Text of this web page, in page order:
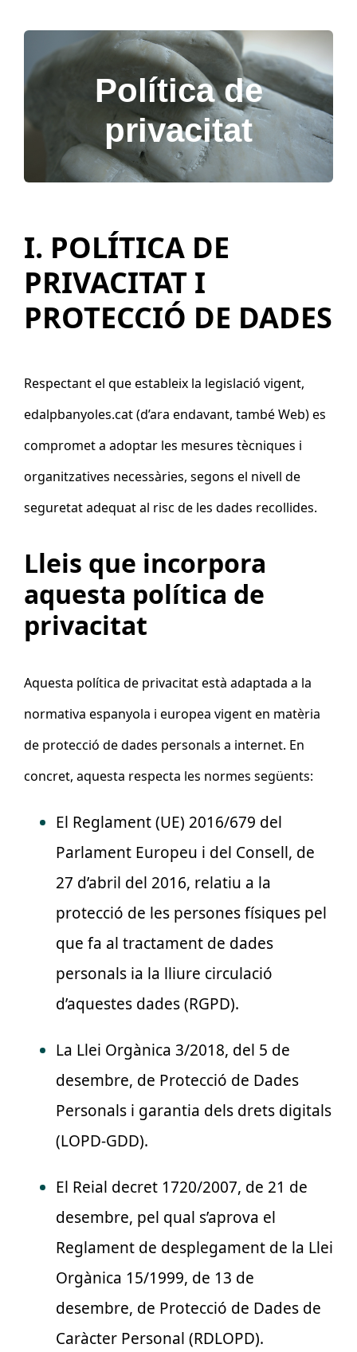
Política de
privacitat
I. POLÍTICA DE
PRIVACITAT I
PROTECCIÓ DE DADES
Respectant el que estableix la legislació vigent,
edalpbanyoles.cat(d’ara endavant, també Web) es
compromet a adoptar les mesures tècniques i
organitzatives necessàries, segons el nivell de
seguretat adequat al risc de les dades recollides.
Lleis que incorpora
aquesta política de
privacitat
Aquesta política de privacitat està adaptada a la
normativa espanyola i europea vigent en matèria
de protecció de dades personals a internet. En
concret, aquesta respecta les normes següents:
El Reglament (UE) 2016/679 del
Parlament Europeu i del Consell, de
27 d’abril del 2016, relatiu a la
protecció de les persones físiques pel
que fa al tractament de dades
personals ia la lliure circulació
d’aquestes dades (RGPD).
La Llei Orgànica 3/2018, del 5 de
desembre, de Protecció de Dades
Personals i garantia dels drets digitals
(LOPD-GDD).
El Reial decret 1720/2007, de 21 de
desembre, pel qual s’aprova el
Reglament de desplegament de la Llei
Orgànica 15/1999, de 13 de
desembre, de Protecció de Dades de
Caràcter Personal (RDLOPD).